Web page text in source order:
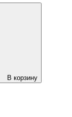
В корзину